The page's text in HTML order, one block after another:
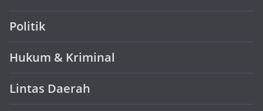
Politik
Hukum & Kriminal
Lintas Daerah